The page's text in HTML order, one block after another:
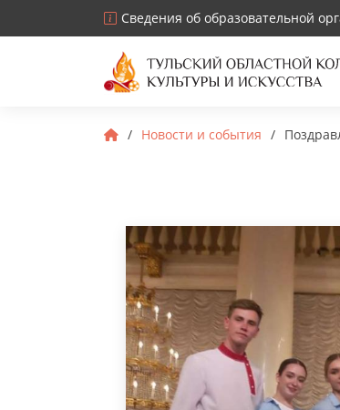
Сведения об образовательной
Новости и события